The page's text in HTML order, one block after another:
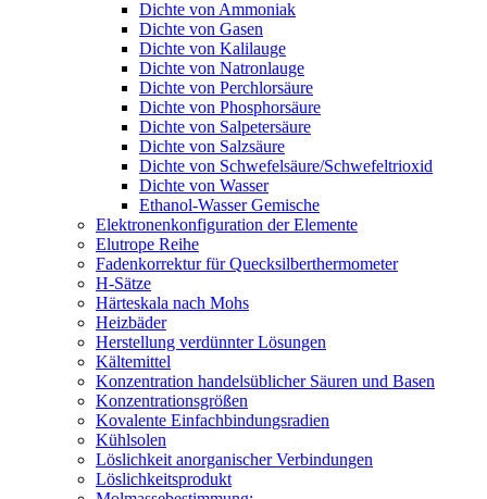
Dichte von Ammoniak
Dichte von Gasen
Dichte von Kalilauge
Dichte von Natronlauge
Dichte von Perchlorsäure
Dichte von Phosphorsäure
Dichte von Salpetersäure
Dichte von Salzsäure
Dichte von Schwefelsäure/Schwefeltrioxid
Dichte von Wasser
Ethanol-Wasser Gemische
Elektronenkonfiguration der Elemente
Elutrope Reihe
Fadenkorrektur für Quecksilberthermometer
H-Sätze
Härteskala nach Mohs
Heizbäder
Herstellung verdünnter Lösungen
Kältemittel
Konzentration handelsüblicher Säuren und Basen
Konzentrationsgrößen
Kovalente Einfachbindungsradien
Kühlsolen
Löslichkeit anorganischer Verbindungen
Löslichkeitsprodukt